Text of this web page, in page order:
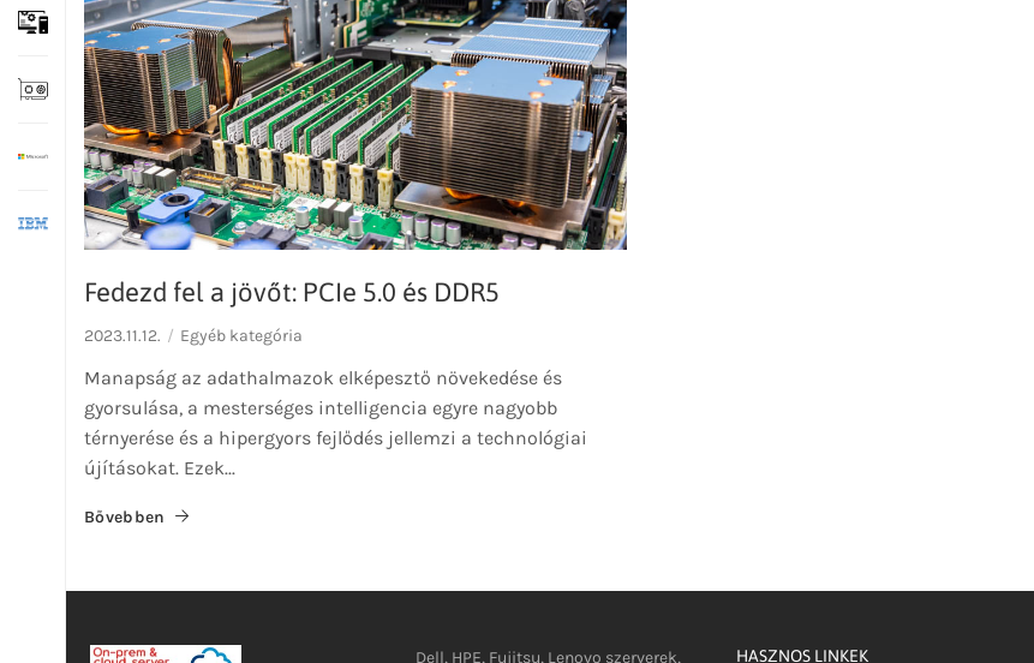
Fedezd fel a jövőt: PCIe 5.0 és DDR5
2023.11.12. Egyéb kategória
Manapság az adathalmazok elképesztő növekedése és
gyorsulása, a mesterséges intelligencia egyre nagyobb
térnyerése és a hipergyors fejlődés jellemzi a technológiai
újításokat. Ezek...
Bővebben
Dell, HPE, Fujitsu, Lenovo szerverek, HASZNOS LINKEK